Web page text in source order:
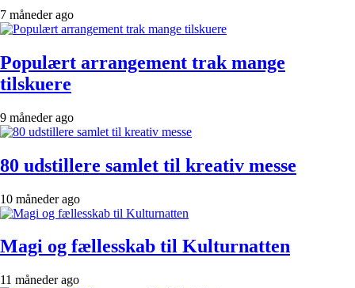
7 måneder ago
Populært arrangement trak mange
tilskuere
9 måneder ago
80 udstillere samlet til kreativ messe
10 måneder ago
Magi og fællesskab til Kulturnatten
11 måneder ago